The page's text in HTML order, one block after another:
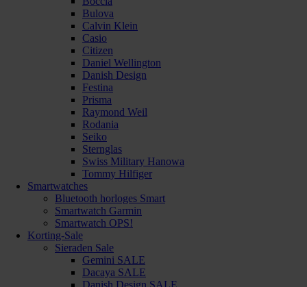
Bulova
Calvin Klein
Casio
Citizen
Daniel Wellington
Danish Design
Festina
Prisma
Raymond Weil
Rodania
Seiko
Sternglas
Swiss Military Hanowa
Tommy Hilfiger
Smartwatches
Bluetooth horloges Smart
Smartwatch Garmin
Smartwatch OPS!
Korting-Sale
Sieraden Sale
Gemini SALE
Dacaya SALE
Danish Design SALE